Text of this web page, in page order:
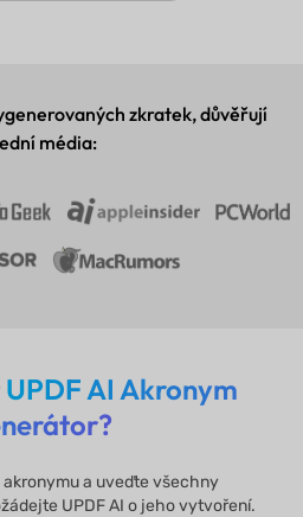
zkratek, důvěřují
média:
UPDF AI Akronym
a uveďte všechny
UPDF AI o jeho vytvoření.